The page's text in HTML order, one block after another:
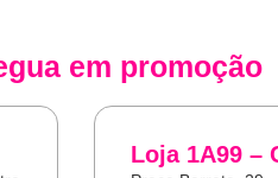
em promoção
Loja 1A99 –